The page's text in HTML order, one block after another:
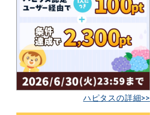
ハピタスの詳細>>